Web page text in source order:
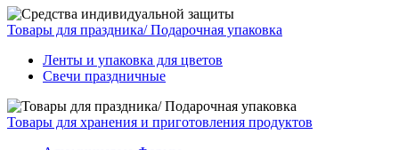
Товары для праздника/ Подарочная упаковка
Ленты и упаковка для цветов
Свечи праздничные
Товары для хранения и приготовления продуктов